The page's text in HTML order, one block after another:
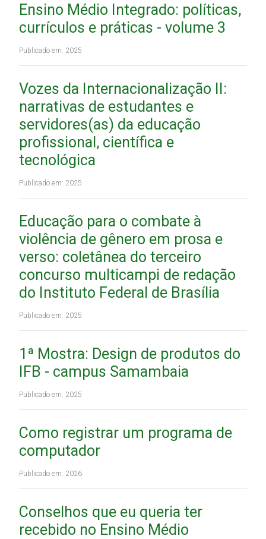
Ensino Médio Integrado: políticas,
currículos e práticas - volume 3
Publicado em: 2025
Vozes da Internacionalização II:
narrativas de estudantes e
servidores(as) da educação
profissional, científica e
tecnológica
Publicado em: 2025
Educação para o combate à
violência de gênero em prosa e
verso: coletânea do terceiro
concurso multicampi de redação
do Instituto Federal de Brasília
Publicado em: 2025
1ª Mostra: Design de produtos do
IFB - campus Samambaia
Publicado em: 2025
Como registrar um programa de
computador
Publicado em: 2026
Conselhos que eu queria ter
recebido no Ensino Médio